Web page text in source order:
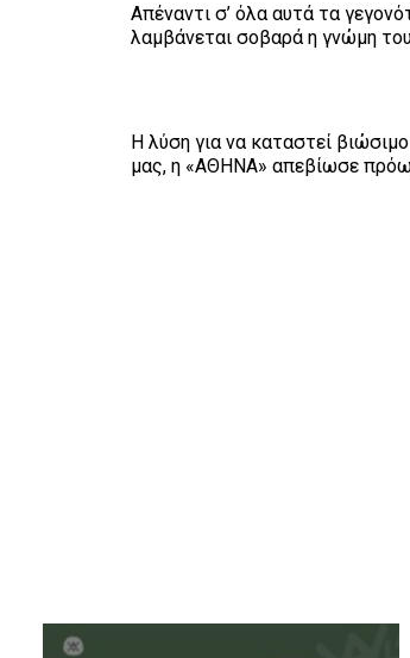
Απέναντι σ’ όλα αυτά τα
λαμβάνεται σοβαρά η γνώμη
Η λύση για να καταστεί
μας, η «ΑΘΗΝΑ» απεβίωσε
Ο ΓΡΑΜΜΑΤΕΑΣ
ΠΡΙΝΤΖΑΣ